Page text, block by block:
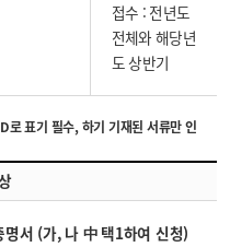
접수 : 전년도
전체와 해당년
도 상반기
표기 필수, 하기 기재된 서류만 인
명서 (가, 나 中 택1하여 신청)